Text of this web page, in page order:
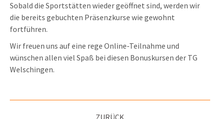
Sobald die Sportstätten wieder geöffnet sind, werden wir
die bereits gebuchten Präsenzkurse wie gewohnt
fortführen.
Wir freuen uns auf eine rege Online-Teilnahme und
wünschen allen viel Spaß bei diesen Bonuskursen der TG
Welschingen.
ZURÜCK